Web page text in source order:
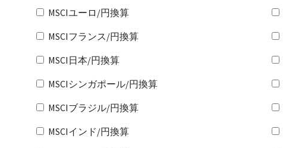
MSCIユーロ/円換算
MSCIフランス/円換算
MSCI日本/円換算
MSCIシンガポール/円換算
MSCIブラジル/円換算
MSCIインド/円換算